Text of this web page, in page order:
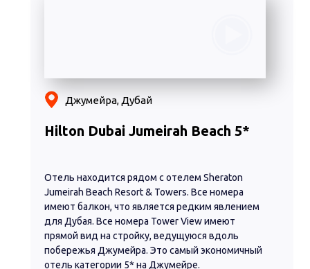
Отель находится рядом с отелем Sheraton
Jumeirah Beach Resort & Towers. Все номера
имеют балкон, что является редким явлением
для Дубая. Все номера Tower View имеют
прямой вид на стройку, ведущуюся вдоль
побережья Джумейра. Это самый экономичный
отель категории 5* на Джумейре.
Hilton Dubai Jumeirah Beach 5*
Джумейра, Дубай